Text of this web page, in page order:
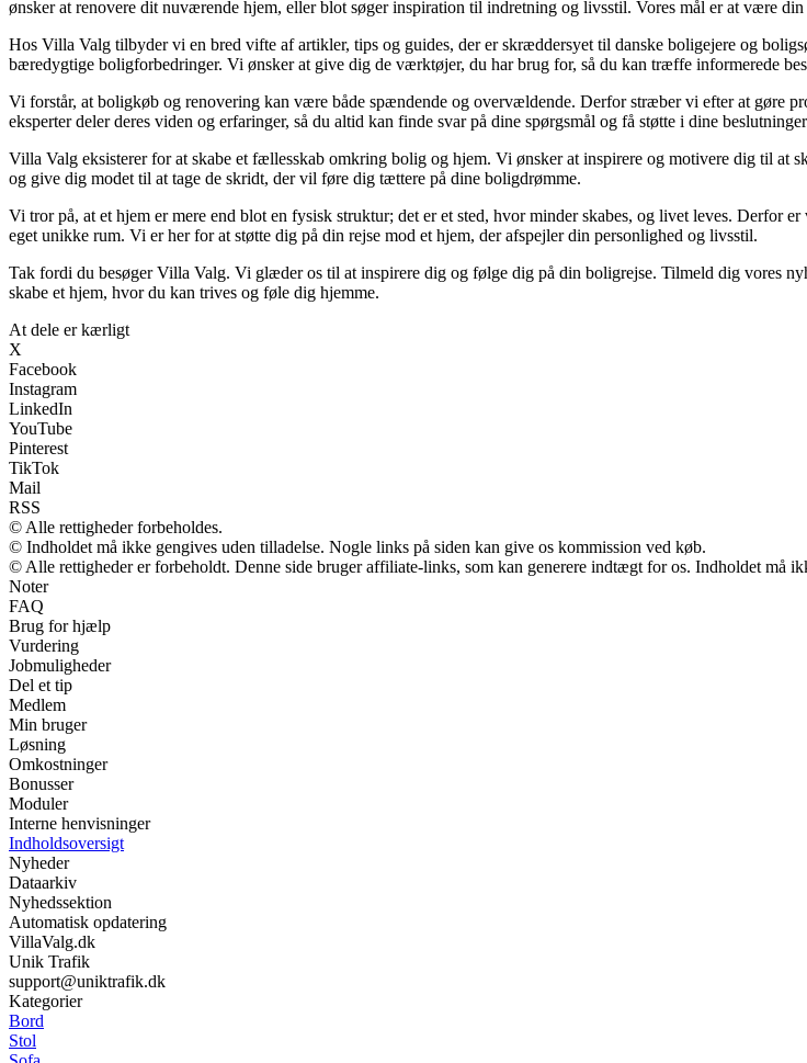
ønsker at renovere dit nuværende hjem, eller blot søger inspiration til indretning og livsstil. Vores mål er at være
Hos Villa Valg tilbyder vi en bred vifte af artikler, tips og guides, der er skræddersyet til danske boligejere og
bæredygtige boligforbedringer. Vi ønsker at give dig de værktøjer, du har brug for, så du kan træffe informerede
Vi forstår, at boligkøb og renovering kan være både spændende og overvældende. Derfor stræber vi efter at gøre
eksperter deler deres viden og erfaringer, så du altid kan finde svar på dine spørgsmål og få støtte i dine
Villa Valg eksisterer for at skabe et fællesskab omkring bolig og hjem. Vi ønsker at inspirere og motivere dig til
og give dig modet til at tage de skridt, der vil føre dig tættere på dine boligdrømme.
Vi tror på, at et hjem er mere end blot en fysisk struktur; det er et sted, hvor minder skabes, og livet leves. Derfor
eget unikke rum. Vi er her for at støtte dig på din rejse mod et hjem, der afspejler din personlighed og livsstil.
Tak fordi du besøger Villa Valg. Vi glæder os til at inspirere dig og følge dig på din boligrejse. Tilmeld dig vores
skabe et hjem, hvor du kan trives og føle dig hjemme.
At dele er kærligt
X
Facebook
Instagram
LinkedIn
YouTube
Pinterest
TikTok
Mail
RSS
© Alle rettigheder forbeholdes.
© Indholdet må ikke gengives uden tilladelse. Nogle links på siden kan give os kommission ved køb.
© Alle rettigheder er forbeholdt. Denne side bruger affiliate-links, som kan generere indtægt for os. Indholdet må
Noter
FAQ
Brug for hjælp
Vurdering
Jobmuligheder
Del et tip
Medlem
Min bruger
Løsning
Omkostninger
Bonusser
Moduler
Interne henvisninger
Indholdsoversigt
Nyheder
Dataarkiv
Nyhedssektion
Automatisk opdatering
VillaValg.dk
Unik Trafik
support@uniktrafik.dk
Kategorier
Bord
Stol